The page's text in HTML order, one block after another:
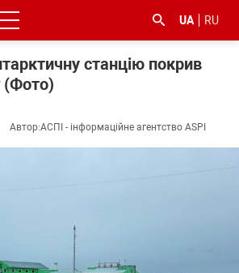
UA RU
станцію покрив
(Фото)
Автор:АСПІ - інформаційне агентство ASPI